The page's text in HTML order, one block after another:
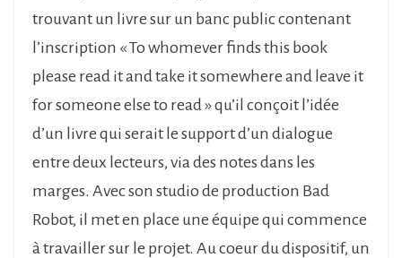
trouvant un livre sur un banc public contenant
l’inscription « To whomever finds this book
please read it and take it somewhere and leave it
for someone else to read » qu’il conçoit l’idée
d’un livre qui serait le support d’un dialogue
entre deux lecteurs, via des notes dans les
marges. Avec son studio de production Bad
Robot, il met en place une équipe qui commence
à travailler sur le projet. Au coeur du dispositif, un